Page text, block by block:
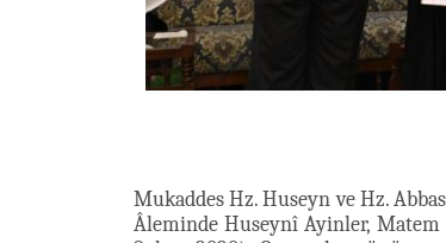
Mukaddes Hz. Huseyn ve Hz. Abbas
Âleminde Huseynî Ayinler, Matem